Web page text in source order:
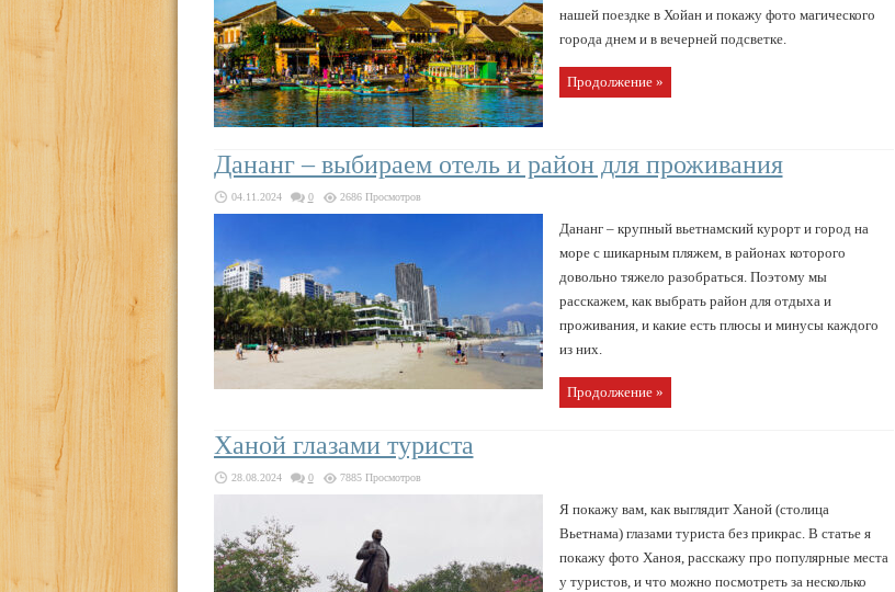
нашей поездке в Хойан и покажу фото магического
города днем и в вечерней подсветке.
Продолжение »
Дананг – выбираем отель и район для проживания
04.11.2024 0 2686 Просмотров
Дананг – крупный вьетнамский курорт и город на
море с шикарным пляжем, в районах которого
довольно тяжело разобраться. Поэтому мы
расскажем, как выбрать район для отдыха и
проживания, и какие есть плюсы и минусы каждого
из них.
Продолжение »
Ханой глазами туриста
28.08.2024 0 7885 Просмотров
Я покажу вам, как выглядит Ханой (столица
Вьетнама) глазами туриста без прикрас. В статье я
покажу фото Ханоя, расскажу про популярные места
у туристов, и что можно посмотреть за несколько